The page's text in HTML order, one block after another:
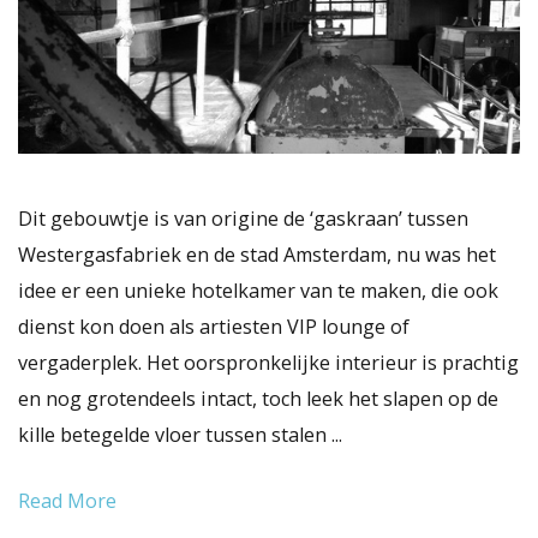
Dit gebouwtje is van origine de ‘gaskraan’ tussen
Westergasfabriek en de stad Amsterdam, nu was het
idee er een unieke hotelkamer van te maken, die ook
dienst kon doen als artiesten VIP lounge of
vergaderplek. Het oorspronkelijke interieur is prachtig
en nog grotendeels intact, toch leek het slapen op de
kille betegelde vloer tussen stalen ...
Read More